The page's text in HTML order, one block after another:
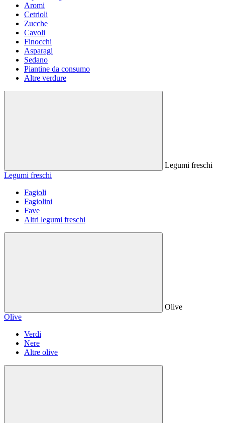
Aromi
Cetrioli
Zucche
Cavoli
Finocchi
Asparagi
Sedano
Piantine da consumo
Altre verdure
Legumi freschi
Legumi freschi
Fagioli
Fagiolini
Fave
Altri legumi freschi
Olive
Olive
Verdi
Nere
Altre olive